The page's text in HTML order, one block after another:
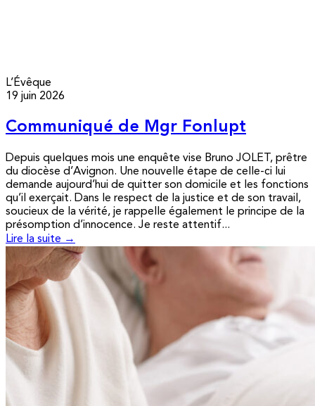
L’Évêque
19 juin 2026
Communiqué de Mgr Fonlupt
Depuis quelques mois une enquête vise Bruno JOLET, prêtre
du diocèse d’Avignon. Une nouvelle étape de celle-ci lui
demande aujourd’hui de quitter son domicile et les fonctions
qu’il exerçait. Dans le respect de la justice et de son travail,
soucieux de la vérité, je rappelle également le principe de la
présomption d’innocence. Je reste attentif...
Lire la suite →